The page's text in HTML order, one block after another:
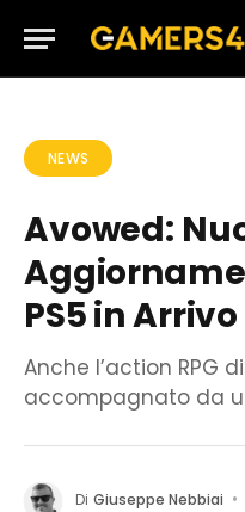
NEWS
Avowed:
PS5 in Arrivo
Anche l’action RPG
accompagnato da
Di Giuseppe Nebbiai